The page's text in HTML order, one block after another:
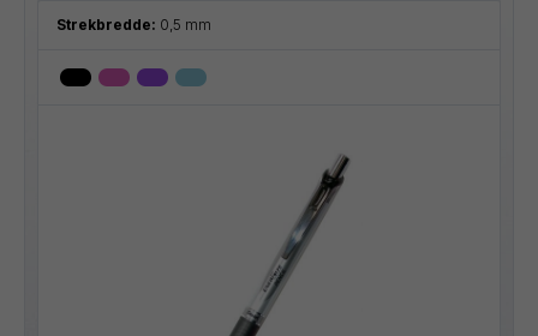
Strekbredde: 0,5 mm